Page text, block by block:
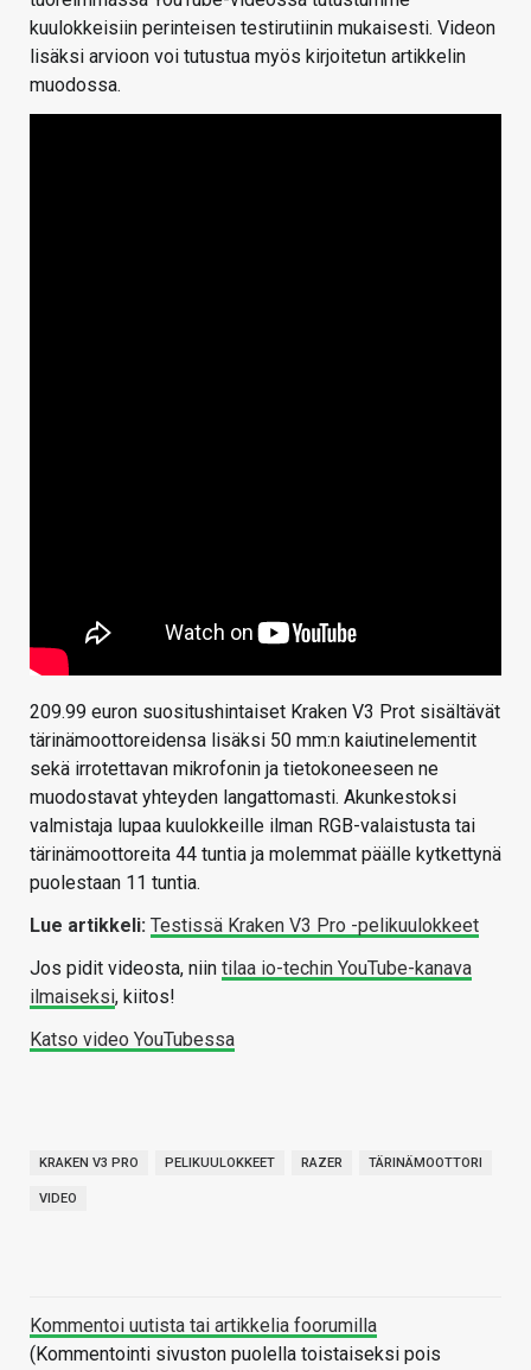
kuulokkeisiin perinteisen testirutiinin mukaisesti. Videon
lisäksi arvioon voi tutustua myös kirjoitetun artikkelin
muodossa.
209.99 euron suositushintaiset Kraken V3 Prot sisältävät
tärinämoottoreidensa lisäksi 50 mm:n kaiutinelementit
sekä irrotettavan mikrofonin ja tietokoneeseen ne
muodostavat yhteyden langattomasti. Akunkestoksi
valmistaja lupaa kuulokkeille ilman RGB-valaistusta tai
tärinämoottoreita 44 tuntia ja molemmat päälle kytkettynä
puolestaan 11 tuntia.
Lue artikkeli: Testissä Kraken V3 Pro -pelikuulokkeet
Jos pidit videosta, niin tilaa io-techin YouTube-kanava
ilmaiseksi, kiitos!
Katso video YouTubessa
KRAKEN V3 PRO PELIKUULOKKEET RAZER TÄRINÄMOOTTORI
VIDEO
Kommentoi uutista tai artikkelia foorumilla
(Kommentointi sivuston puolella toistaiseksi pois